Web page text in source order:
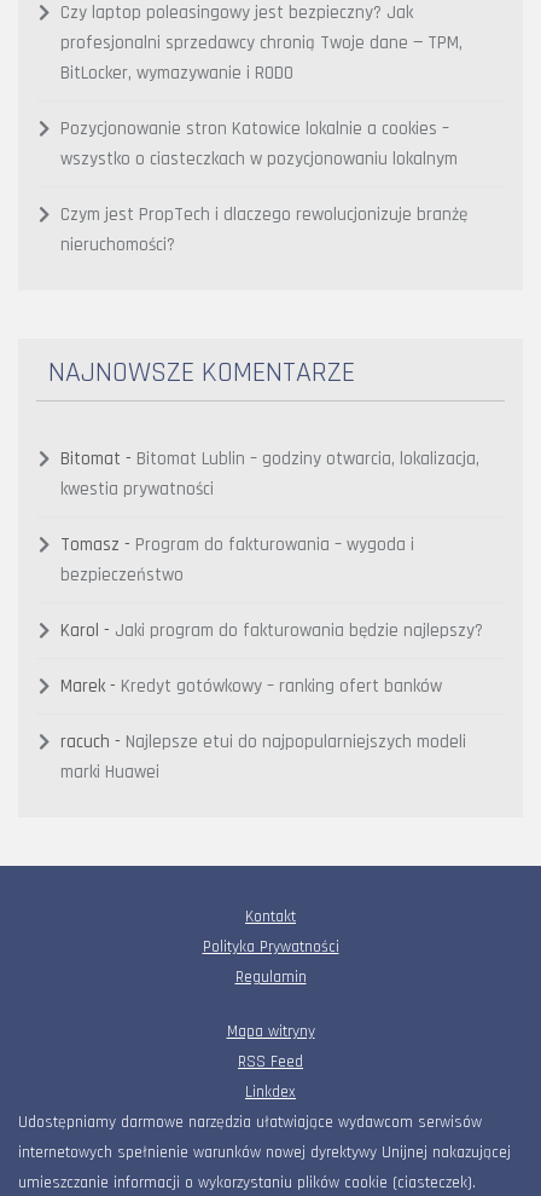
Czy laptop poleasingowy jest bezpieczny? Jak
profesjonalni sprzedawcy chronią Twoje dane — TPM,
BitLocker, wymazywanie i RODO
Pozycjonowanie stron Katowice lokalnie a cookies –
wszystko o ciasteczkach w pozycjonowaniu lokalnym
Czym jest PropTech i dlaczego rewolucjonizuje branżę
nieruchomości?
NAJNOWSZE KOMENTARZE
Bitomat - Bitomat Lublin – godziny otwarcia, lokalizacja,
kwestia prywatności
Tomasz - Program do fakturowania – wygoda i
bezpieczeństwo
Karol - Jaki program do fakturowania będzie najlepszy?
Marek - Kredyt gotówkowy – ranking ofert banków
racuch - Najlepsze etui do najpopularniejszych modeli
marki Huawei
Kontakt
Polityka Prywatności
Regulamin
Mapa witryny
RSS Feed
Linkdex
Udostępniamy darmowe narzędzia ułatwiające wydawcom serwisów
internetowych spełnienie warunków nowej dyrektywy Unijnej nakazującej
umieszczanie informacji o wykorzystaniu plików cookie (ciasteczek).